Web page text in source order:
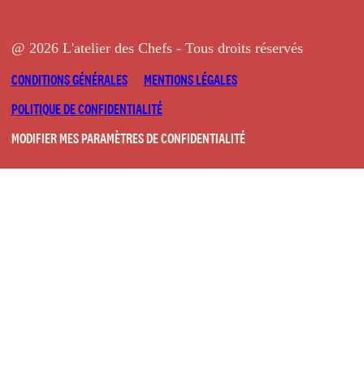
@ 2026 L'atelier des Chefs - Tous droits réservés
CONDITIONS GÉNÉRALES
MENTIONS LÉGALES
POLITIQUE DE CONFIDENTIALITÉ
MODIFIER MES PARAMÈTRES DE CONFIDENTIALITÉ